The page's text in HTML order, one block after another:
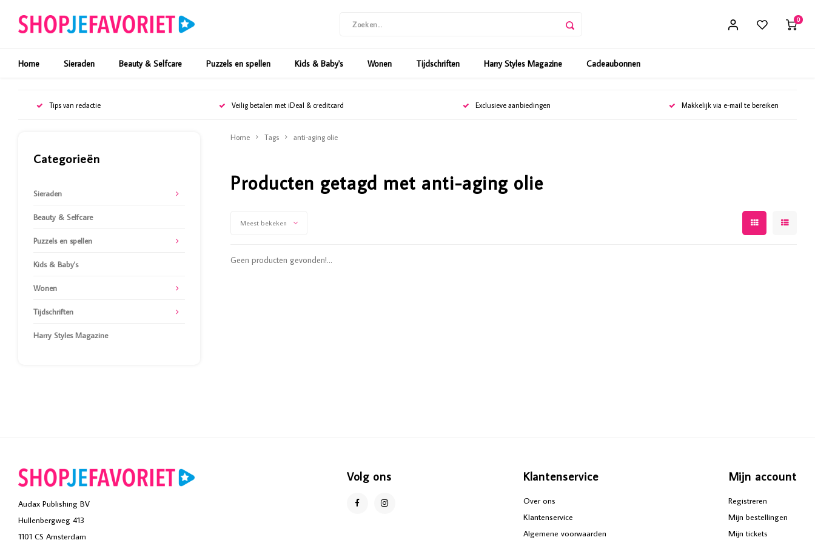
0
Home Sieraden Beauty & Selfcare Puzzels en spellen Kids & Baby's Wonen Tijdschriften Harry Styles Magazine Cadeaubonnen
Tips van redactie Veilig betalen met iDeal & creditcard Exclusieve aanbiedingen Makkelijk via e-mail te bereiken
Categorieën
Sieraden
Beauty & Selfcare
Puzzels en spellen
Kids & Baby's
Wonen
Tijdschriften
Harry Styles Magazine
Home Tags anti-aging olie
Producten getagd met anti-aging olie
Meest bekeken
Geen producten gevonden!...
Audax Publishing BV
Hullenbergweg 413
1101 CS Amsterdam
Volg ons Klantenservice
Over ons
Klantenservice
Algemene voorwaarden
Mijn account
Registreren
Mijn bestellingen
Mijn tickets